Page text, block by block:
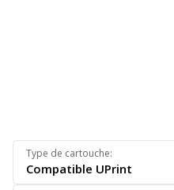
Type de cartouche:
Compatible UPrint